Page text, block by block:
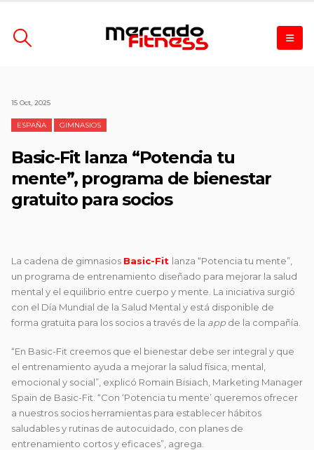
15 Oct, 2025
ESPAÑA GIMNASIOS
Basic-Fit lanza “Potencia tu
mente”, programa de bienestar
gratuito para socios
La cadena de gimnasios Basic-Fit lanza “Potencia tu mente”,
un programa de entrenamiento diseñado para mejorar la salud
mental y el equilibrio entre cuerpo y mente. La iniciativa surgió
con el Día Mundial de la Salud Mental y está disponible de
forma gratuita para los socios a través de la app de la compañía.
“En Basic-Fit creemos que el bienestar debe ser integral y que
el entrenamiento ayuda a mejorar la salud física, mental,
emocional y social”, explicó Romain Bisiach, Marketing Manager
Spain de Basic-Fit. “Con ‘Potencia tu mente’ queremos ofrecer
a nuestros socios herramientas para establecer hábitos
saludables y rutinas de autocuidado, con planes de
entrenamiento cortos y eficaces”, agrega.